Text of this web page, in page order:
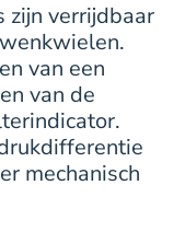
zijn verrijdbaar
van een
van de
mechanisch